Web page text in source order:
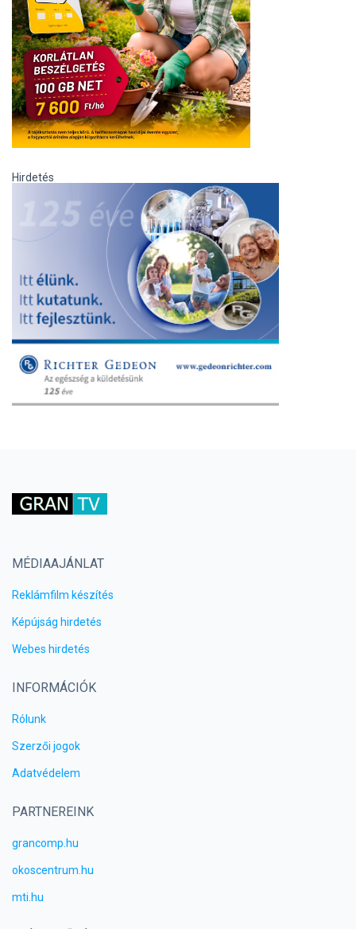
Hirdetés
MÉDIAAJÁNLAT
Reklámfilm készítés
Képújság hirdetés
Webes hirdetés
INFORMÁCIÓK
Rólunk
Szerzői jogok
Adatvédelem
PARTNEREINK
grancomp.hu
okoscentrum.hu
mti.hu